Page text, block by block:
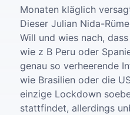
Monaten kläglich
Dieser Julian Nida-
Will und wies nach,
wie z B Peru oder
genau so verheerende
wie Brasilien oder die
einzige Lockdown
stattfindet, allerdings